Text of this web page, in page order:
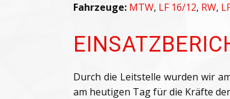
Fahrzeuge: MTW, LF 16/12, RW,
Durch die Leitstelle wurden wir
am heutigen Tag für die Kräfte